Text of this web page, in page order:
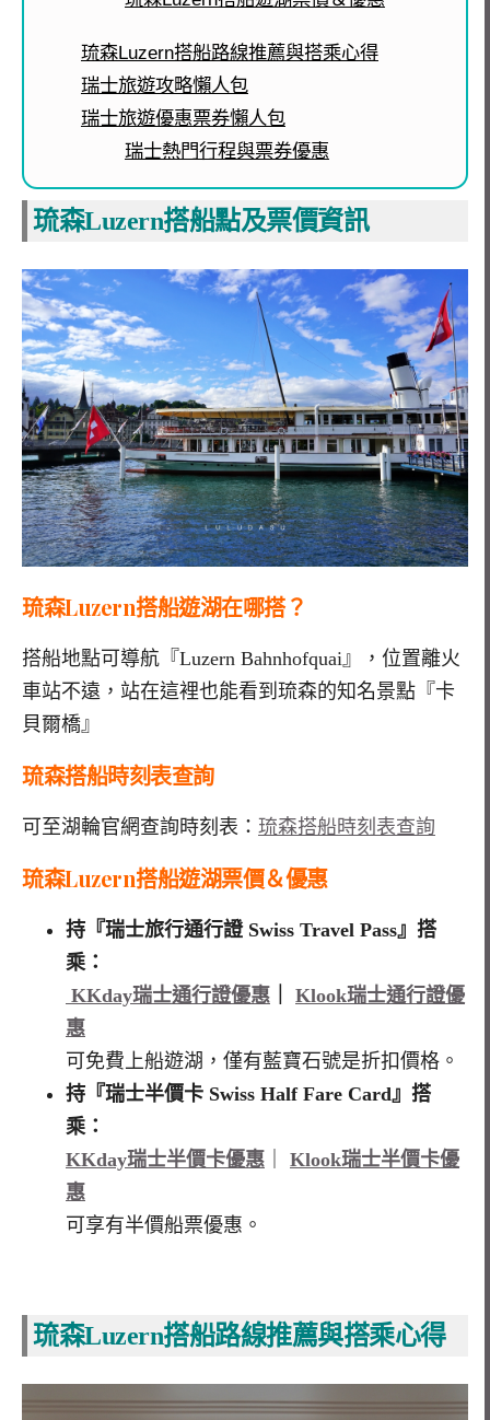
琉森Luzern搭船路線推薦與搭乘心得
瑞士旅遊攻略懶人包
瑞士旅遊優惠票券懶人包
瑞士熱門行程與票券優惠
琉森Luzern搭船點及票價資訊
琉森Luzern搭船遊湖在哪搭？
搭船地點可導航『Luzern Bahnhofquai』，位置離火
車站不遠，站在這裡也能看到琉森的知名景點『卡
貝爾橋』
琉森搭船時刻表查詢
可至湖輪官網查詢時刻表： 琉森搭船時刻表查詢
琉森Luzern搭船遊湖票價＆優惠
持『瑞士旅行通行證 Swiss Travel Pass』搭
乘：
KKday瑞士通行證優惠
Klook瑞士通行證優
惠
可免費上船遊湖，僅有藍寶石號是折扣價格。
持『瑞士半價卡 Swiss Half Fare Card』搭
乘：
KKday瑞士半價卡優惠
Klook瑞士半價卡優
惠
可享有半價船票優惠。
琉森Luzern搭船路線推薦與搭乘心得